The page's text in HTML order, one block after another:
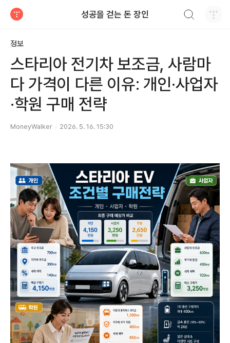
성공을 걷는 돈 장인
정보
스타리아 전기차 보조금, 사람마
다 가격이 다른 이유: 개인·사업자
·학원 구매 전략
MoneyWalker 2026. 5. 16. 15:30